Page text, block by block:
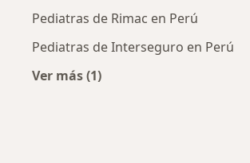
Pediatras de Rimac en Perú
Pediatras de Interseguro en Perú
Ver más (1)